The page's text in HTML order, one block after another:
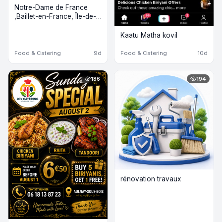
Notre-Dame de France
,Baillet-en-France, Île-de-
Food & Catering 9d
Kaatu Matha kovil
Food & Catering 10d
186 194
rénovation travaux